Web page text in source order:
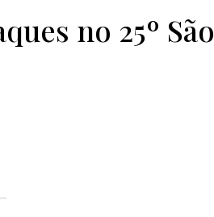
no 25º São